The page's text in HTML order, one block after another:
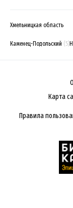
Хмельницкая область
Каменец-Подольский (5)
Карта
Правила